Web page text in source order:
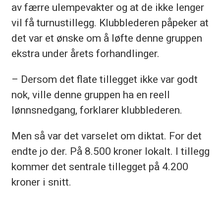
av færre ulempevakter og at de ikke lenger
vil få turnustillegg. Klubblederen påpeker at
det var et ønske om å løfte denne gruppen
ekstra under årets forhandlinger.
– Dersom det flate tillegget ikke var godt
nok, ville denne gruppen ha en reell
lønnsnedgang, forklarer klubblederen.
Men så var det varselet om diktat. For det
endte jo der. På 8.500 kroner lokalt. I tillegg
kommer det sentrale tillegget på 4.200
kroner i snitt.